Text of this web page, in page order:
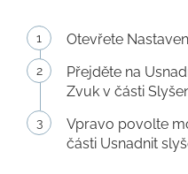
Otevřete
Přejděte na
Zvuk v části
Vpravo povolte
části Usnadnit